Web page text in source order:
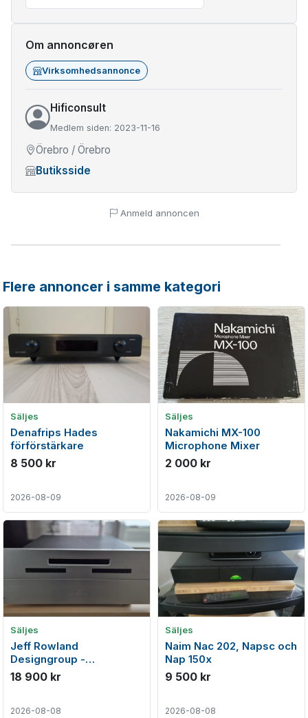
Om annoncøren
Virksomhedsannonce
Hificonsult
Medlem siden: 2023-11-16
Örebro / Örebro
Butiksside
Anmeld annoncen
Flere annoncer i samme kategori
Säljes
Denafrips Hades
förförstärkare
8 500 kr
2026-08-09
Säljes
Nakamichi MX-100
Microphone Mixer
2 000 kr
2026-08-09
Säljes
Jeff Rowland
Designgroup -
Consummate balanserat
high-end försteg
18 900 kr
2026-08-08
Säljes
Naim Nac 202, Napsc och
Nap 150x
9 500 kr
2026-08-08